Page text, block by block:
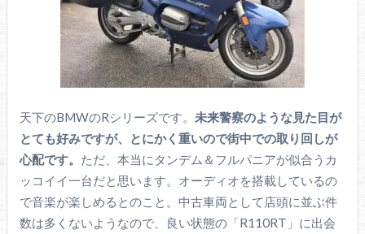
天下のBMWのRシリーズです。 未来警察のような見た目が
とても好みですが、とにかく重いので街中での取り回しが
心配です。 ただ、本当にタンデム＆フルパニアが似合うカ
ッコイイ一台だと思います。オーディオを搭載しているの
で音楽が楽しめるとのこと。中古車両として店頭に並ぶ件
数は多くないようなので、良い状態の「R110RT」に出会